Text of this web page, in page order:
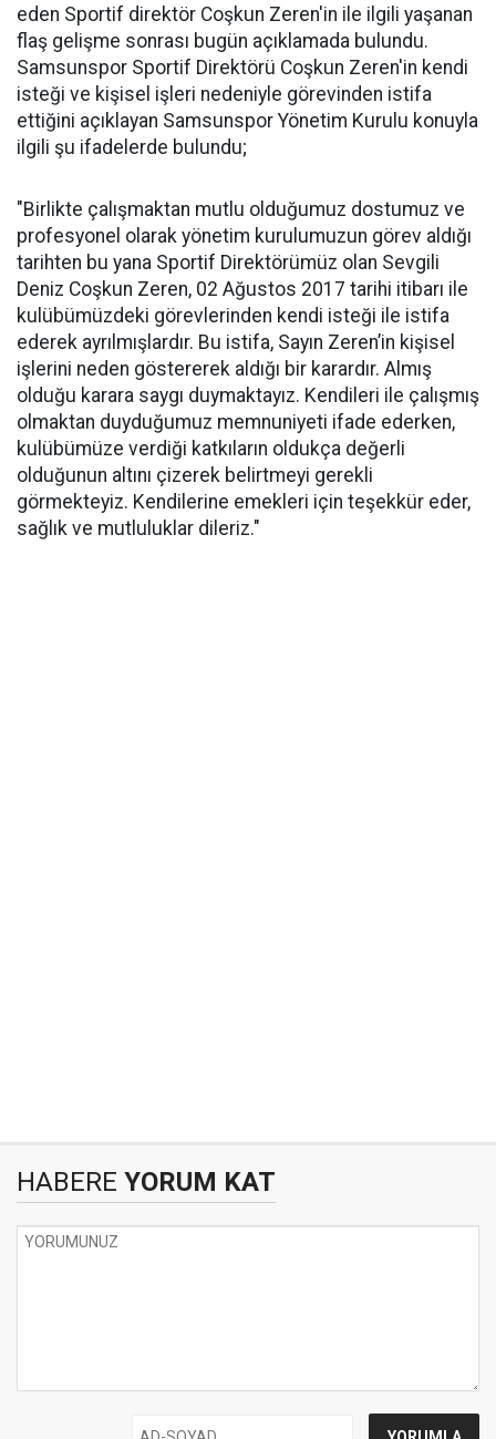
eden Sportif direktör Coşkun Zeren'in ile ilgili yaşanan
flaş gelişme sonrası bugün açıklamada bulundu.
Samsunspor Sportif Direktörü Coşkun Zeren'in kendi
isteği ve kişisel işleri nedeniyle görevinden istifa
ettiğini açıklayan Samsunspor Yönetim Kurulu konuyla
ilgili şu ifadelerde bulundu;
"Birlikte çalışmaktan mutlu olduğumuz dostumuz ve
profesyonel olarak yönetim kurulumuzun görev aldığı
tarihten bu yana Sportif Direktörümüz olan Sevgili
Deniz Coşkun Zeren, 02 Ağustos 2017 tarihi itibarı ile
kulübümüzdeki görevlerinden kendi isteği ile istifa
ederek ayrılmışlardır. Bu istifa, Sayın Zeren’in kişisel
işlerini neden göstererek aldığı bir karardır. Almış
olduğu karara saygı duymaktayız. Kendileri ile çalışmış
olmaktan duyduğumuz memnuniyeti ifade ederken,
kulübümüze verdiği katkıların oldukça değerli
olduğunun altını çizerek belirtmeyi gerekli
görmekteyiz. Kendilerine emekleri için teşekkür eder,
sağlık ve mutluluklar dileriz."
HABERE YORUM KAT